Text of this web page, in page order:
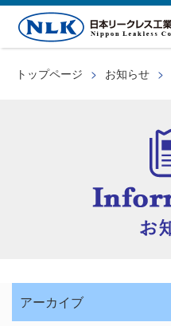
トップページ お知らせ
アーカイブ